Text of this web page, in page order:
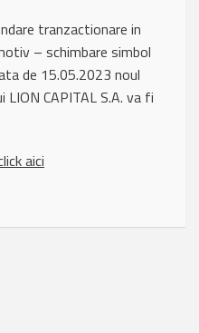
tranzactionare in
– schimbare simbol
de 15.05.2023 noul
CAPITAL S.A. va fi
aici